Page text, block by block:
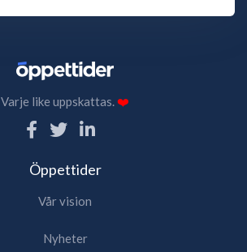
Varje like uppskattas.❤️
Öppettider
Vår vision
Nyheter